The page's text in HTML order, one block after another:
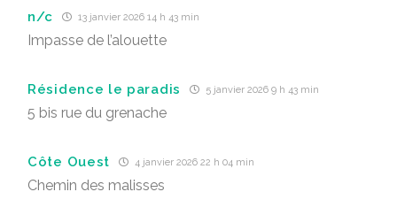
n/c 13 janvier 2026 14 h 43 min
Impasse de l’alouette
Résidence le paradis 5 janvier 2026 9 h 43 min
5 bis rue du grenache
Côte Ouest 4 janvier 2026 22 h 04 min
Chemin des malisses